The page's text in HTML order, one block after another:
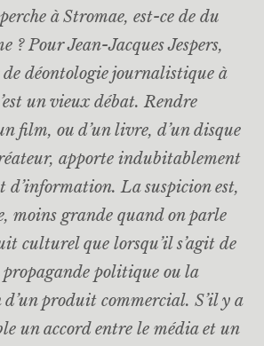
à Stromae, est-ce de du
? Pour Jean-Jacques Jespers,
de déontologie journalistique à
un vieux débat. Rendre
film, ou d’un livre, d’un disque
apporte indubitablement
d’information. La suspicion est,
moins grande quand on parle
culturel que lorsqu’il s’agit de
politique ou la
produit commercial. S’il y a
un accord entre le média et un